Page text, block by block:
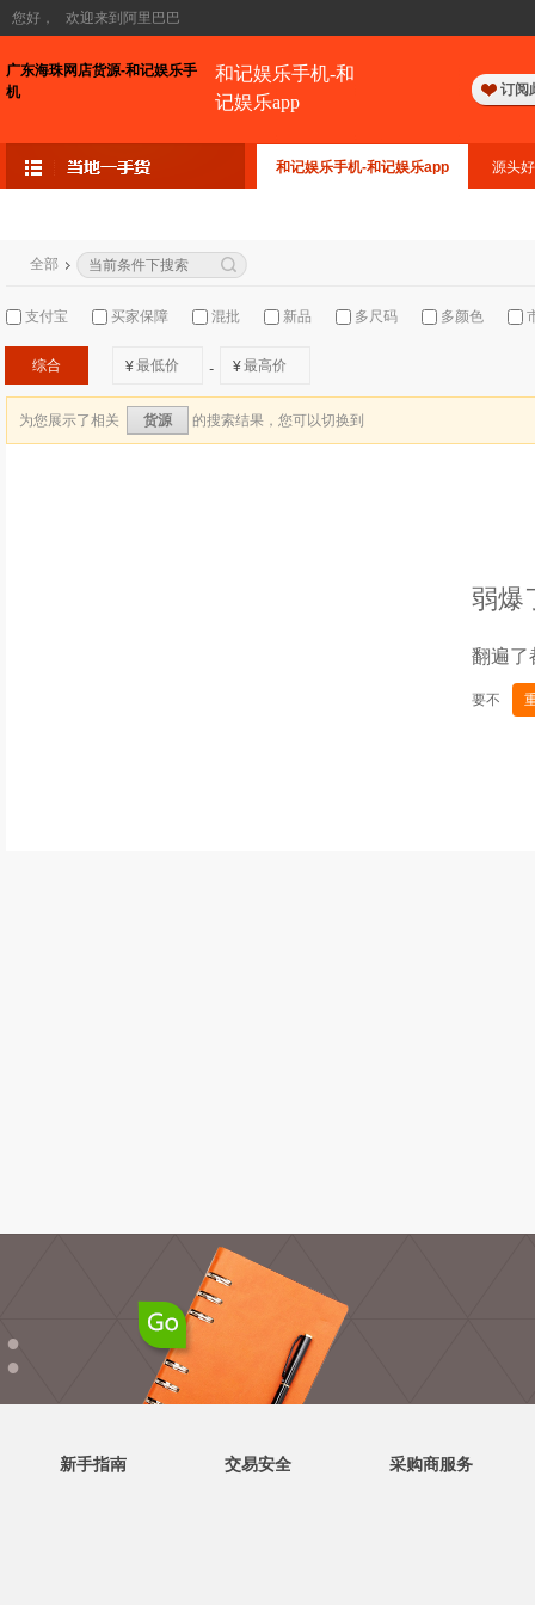
您好， 欢迎来到阿里巴巴
广东海珠网店货源-和记娱乐手
机
和记娱乐手机-和
记娱乐app
订阅
和记娱乐手机-和记娱乐app 源头
全部
支付宝 买家保障 混批 新品 多尺码 多颜色
综合 ¥ - ¥
为您展示了相关 货源 的搜索结果，您可以切换到
弱爆
翻遍了
要不
●
●
新手指南 交易安全 采购商服务